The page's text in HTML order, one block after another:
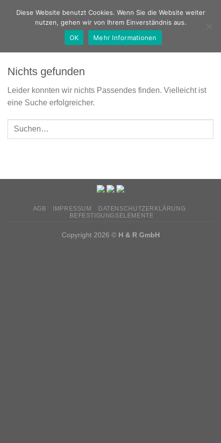
Nichts gefunden
Leider konnten wir nichts Passendes finden. Vielleicht ist
eine Suche erfolgreicher.
AGB IMPRESSUM
DATENSCHUTZERKLÄRUNG
BEFESTIGUNGSELEMENTE
Copyright 2026 © H & R GmbH
Diese Website benutzt Cookies. Wenn Sie die Website weiter
nutzen, gehen wir von Ihrem Einverständnis aus.
OK
Mehr Informationen